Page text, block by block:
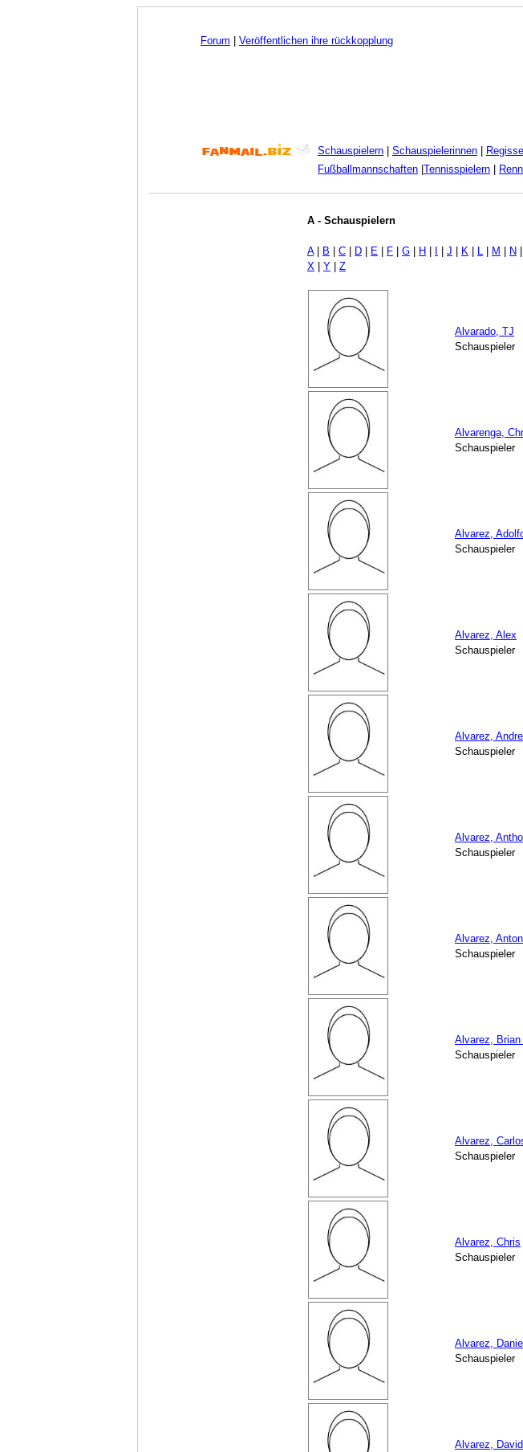
Forum Veröffentlichen ihre rückkopplung
Schauspielern Schauspielerinnen
Fußballmannschaften Tennisspielern
A - Schauspielern
A| B C D E F G H J K L M N
X
Y Z
Alvarado, TJ
Schauspieler
Alvarenga,
Schauspieler
Alvarez,
Schauspieler
Alvarez, Alex
Schauspieler
Alvarez,
Schauspieler
Alvarez,
Schauspieler
Alvarez,
Schauspieler
Alvarez, Brian
Schauspieler
Alvarez,
Schauspieler
Alvarez, Chris
Schauspieler
Alvarez, Daniel
Schauspieler
Alvarez, David